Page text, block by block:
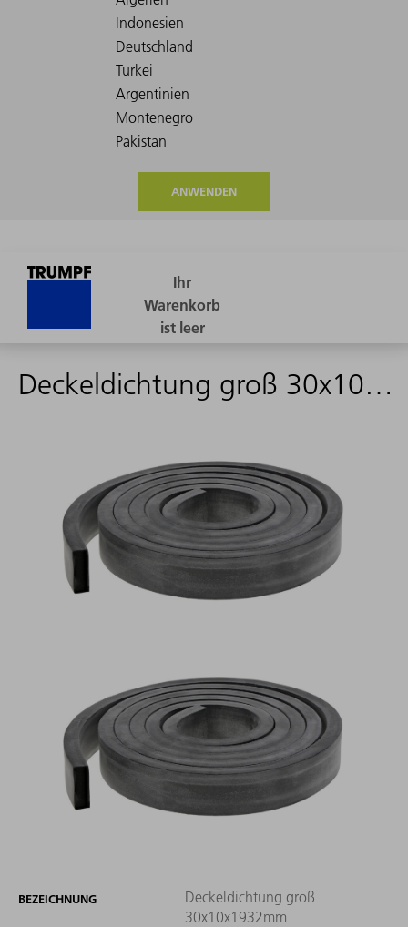
ANWENDEN
Deckeldichtung groß 30x10x1932mm
BEZEICHNUNG
Deckeldichtung groß
30x10x1932mm